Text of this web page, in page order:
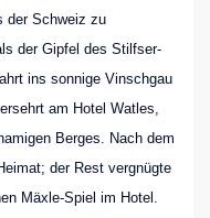
der Schweiz zu
der Gipfel des Stilfser-
ins sonnige Vinschgau
am Hotel Watles,
Berges. Nach dem
der Rest vergnügte
Mäxle-Spiel im Hotel.